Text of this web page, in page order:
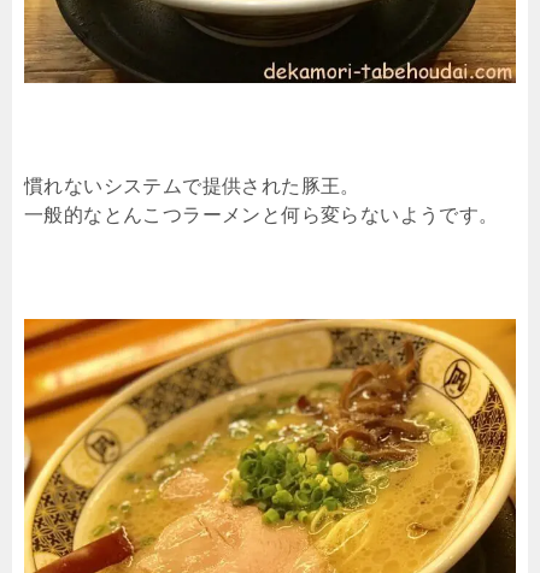
慣れないシステムで提供された豚王。
一般的なとんこつラーメンと何ら変らないようです。